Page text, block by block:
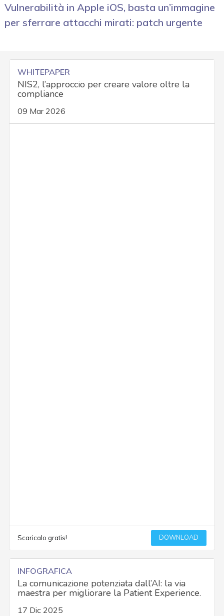
Vulnerabilità in Apple iOS, basta un’immagine
per sferrare attacchi mirati: patch urgente
WHITEPAPER
NIS2, l’approccio per creare valore oltre la
compliance
09 Mar 2026
Scaricalo gratis! DOWNLOAD
INFOGRAFICA
La comunicazione potenziata dall’AI: la via
maestra per migliorare la Patient Experience.
17 Dic 2025